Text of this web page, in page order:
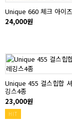
Unique 660 체크 아이
24,000원
Unique 455 걸스힙합
깅스4종
23,000원
HIT